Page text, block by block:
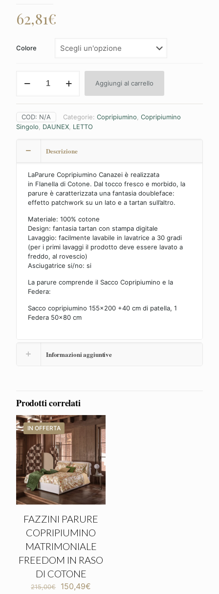
62,81€
Colore
Copripiumino
PIAZZA
in
Flanella
di
con
Canazei
quantità
Aggiungi al carrello
COD: N/A Categorie: Copripiumino Copripiumino
Singolo
DAUNEX LETTO
Descrizione
LaParure Copripiumino Canazei è realizzata
in Flanella di Cotone. Dal tocco fresco e morbido, la
parure è caratterizzata una fantasia doubleface:
effetto patchwork su un lato e a tartan sull’altro.
Materiale: 100% cotone
Design: fantasia tartan con stampa digitale
Lavaggio: facilmente lavabile in lavatrice a 30 gradi
(per i primi lavaggi il prodotto deve essere lavato a
freddo, al rovescio)
Asciugatrice si/no: si
La parure comprende il Sacco Copripiumino e la
Federa:
Sacco copripiumino 155×200 +40 cm di patella, 1
Federa 50×80 cm
Informazioni aggiuntive
Prodotti correlati
IN OFFERTA
FAZZINI PARURE
COPRIPIUMINO
MATRIMONIALE
FREEDOM IN RASO
DI COTONE
215,00€
Il
150,49€